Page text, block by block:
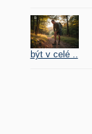
být v celé ..